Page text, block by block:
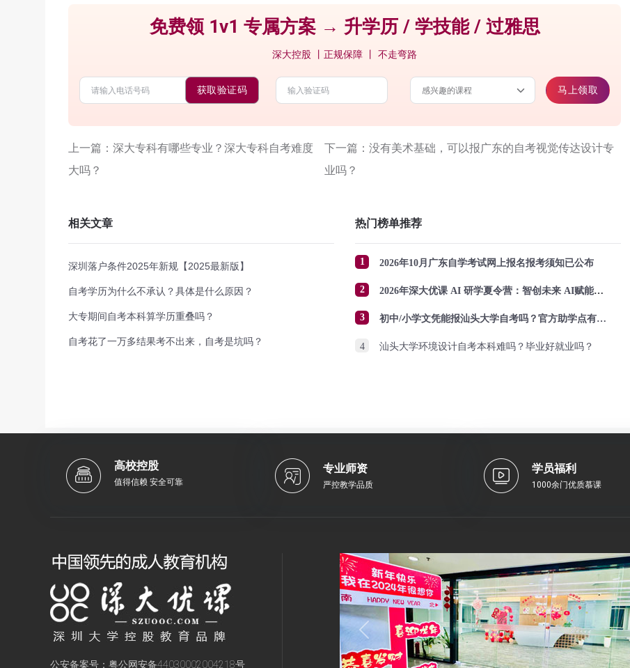
免费领 1v1 专属方案 → 升学历 / 学技能 / 过雅思
深大控股 丨正规保障 丨 不走弯路
获取验证码 马上领取
上一篇：深大专科有哪些专业？深大专科自考难度
大吗？
下一篇：没有美术基础，可以报广东的自考视觉传达设计专
业吗？
相关文章
深圳落户条件2025年新规【2025最新版】
自考学历为什么不承认？具体是什么原因？
大专期间自考本科算学历重叠吗？
自考花了一万多结果考不出来，自考是坑吗？
热门榜单推荐
1 2026年10月广东自学考试网上报名报考须知已公布
2 2026年深大优课 AI 研学夏令营：智创未来 AI赋能成长
3 初中/小学文凭能报汕头大学自考吗？官方助学点有哪些？怎么报名？
4 汕头大学环境设计自考本科难吗？毕业好就业吗？
高校控股
值得信赖 安全可靠
专业师资
严控教学品质
学员福利
1000余门优质慕课
公安备案号： 粤公网安备44030002004218号
Previous